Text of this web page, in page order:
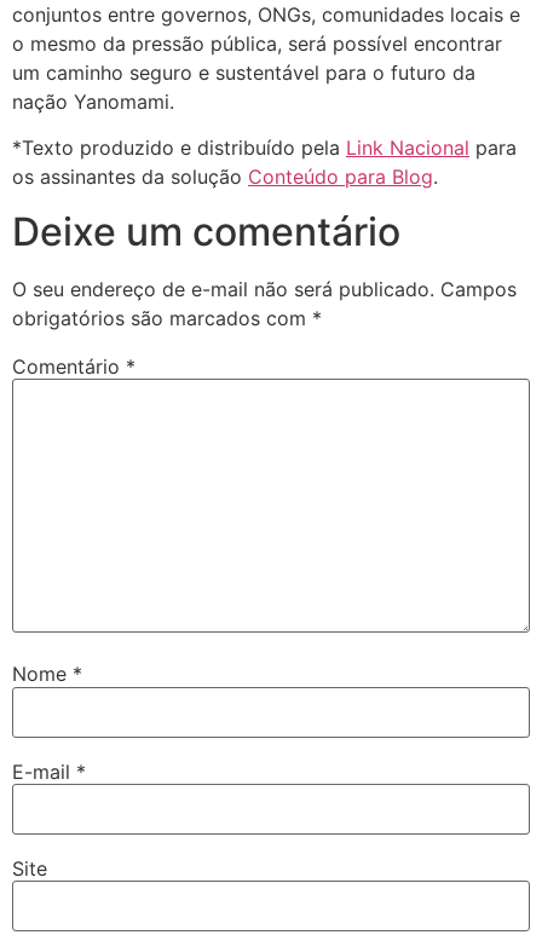
conjuntos entre governos, ONGs, comunidades locais e
o mesmo da pressão pública, será possível encontrar
um caminho seguro e sustentável para o futuro da
nação Yanomami.
*Texto produzido e distribuído pela Link Nacional para
os assinantes da solução Conteúdo para Blog.
Deixe um comentário
O seu endereço de e-mail não será publicado. Campos
obrigatórios são marcados com *
Comentário *
Nome *
E-mail *
Site